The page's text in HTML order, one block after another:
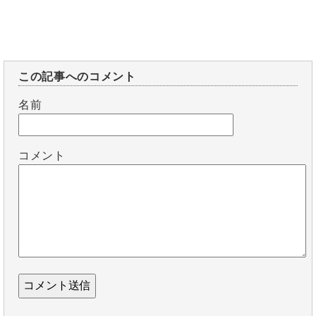
この記事へのコメント
名前
コメント